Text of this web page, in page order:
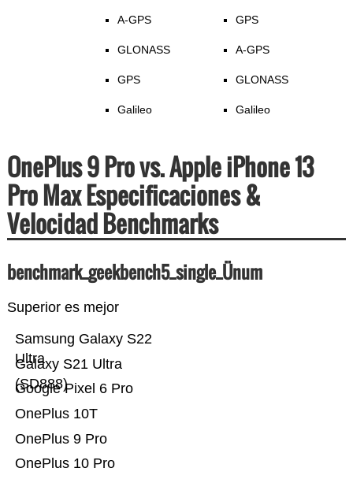
A-GPS
GLONASS
GPS
Galileo
GPS
A-GPS
GLONASS
Galileo
OnePlus 9 Pro vs. Apple iPhone 13
Pro Max Especificaciones &
Velocidad Benchmarks
benchmark_geekbench5_single_Ünum
Superior es mejor
OnePlus 10 Pro
OnePlus 9 Pro
OnePlus 10T
Google Pixel 6 Pro
Galaxy S21 Ultra
(SD888)
Samsung Galaxy S22
Ultra